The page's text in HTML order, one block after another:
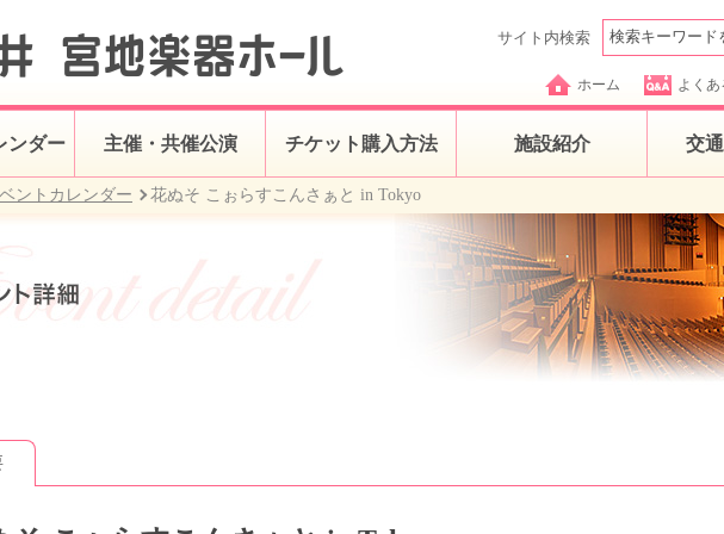
サイト内検索
ホーム よく
ンダー 主催・共催公演 チケット購入方法 施設紹介 交
ントカレンダー 花ぬそ こぉらすこんさぁと in Tokyo